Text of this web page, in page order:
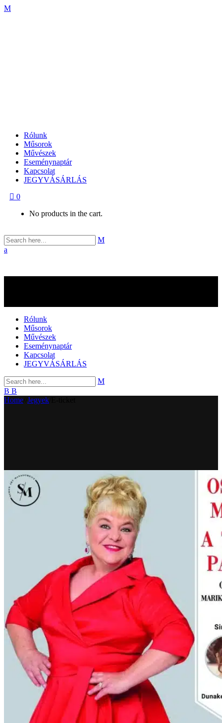
Rólunk
Műsorok
Művészek
Eseménynaptár
Kapcsolat
JEGYVÁSÁRLÁS
0
No products in the cart.
Rólunk
Műsorok
Művészek
Eseménynaptár
Kapcsolat
JEGYVÁSÁRLÁS
Home Jegyek